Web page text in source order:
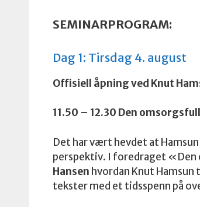
SEMINARPROGRAM:
Dag 1: Tirsdag 4. august
Offisiell åpning ved Knut
11.50 – 12.30 Den
Det har vært hevdet at
perspektiv. I foredraget
Hansen hvordan Knut
tekster med et tidsspenn på